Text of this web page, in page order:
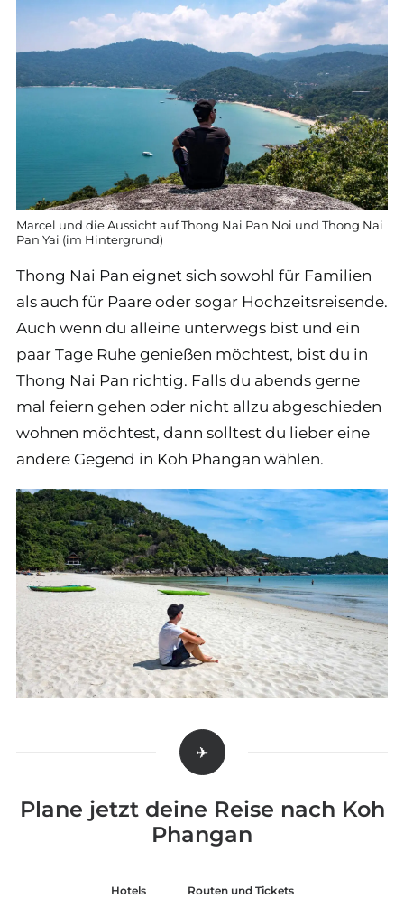
Marcel und die Aussicht auf Thong Nai Pan Noi und Thong Nai
Pan Yai (im Hintergrund)
Thong Nai Pan eignet sich sowohl für Familien
als auch für Paare oder sogar Hochzeitsreisende.
Auch wenn du alleine unterwegs bist und ein
paar Tage Ruhe genießen möchtest, bist du in
Thong Nai Pan richtig. Falls du abends gerne
mal feiern gehen oder nicht allzu abgeschieden
wohnen möchtest, dann solltest du lieber eine
andere Gegend in Koh Phangan wählen.
Plane jetzt deine Reise nach Koh
Phangan
Hotels Routen und Tickets